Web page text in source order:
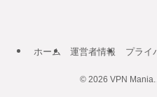
ホーム 運営者情報 プライ
©2026 VPN Mania.